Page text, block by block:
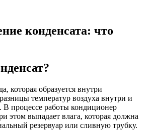
конденсата: что
которая образуется внутри
температур воздуха внутри и
В процессе работы кондиционер
этом выпадает влага, которая должна
резервуар или сливную трубку.